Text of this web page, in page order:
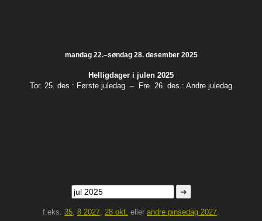
mandag 22.–søndag 28. desember 2025
Helligdager i julen 2025
Tor. 25. des.: Første juledag – Fre. 26. des.: Andre juledag
➜
f.eks. 35, 8 2027, 28 okt. eller andre pinsedag 2027.